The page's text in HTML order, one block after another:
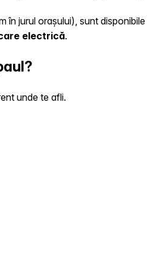
în jurul orașului), sunt disponibile
electrică.
unde te afli.